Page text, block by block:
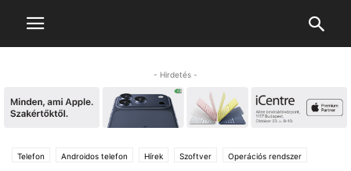
- Hirdetés -
Telefon Androidos telefon Hírek Szoftver Operációs rendszer